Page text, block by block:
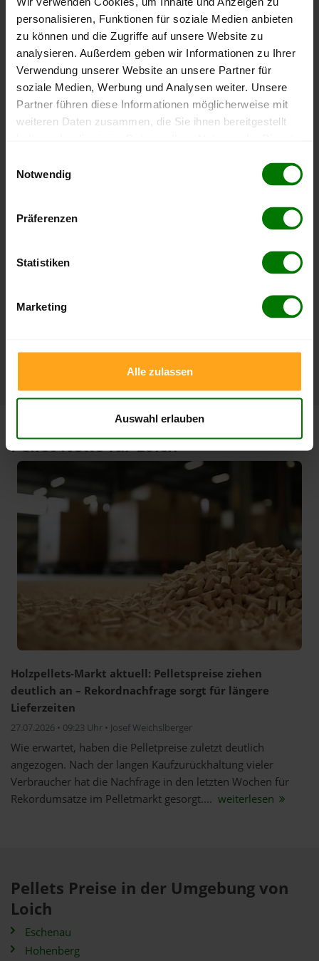
personalisieren, Funktionen für soziale Medien anbieten
zu können und die Zugriffe auf unsere Website zu
analysieren. Außerdem geben wir Informationen zu Ihrer
Verwendung unserer Website an unsere Partner für
soziale Medien, Werbung und Analysen weiter. Unsere
Partner führen diese Informationen möglicherweise mit
weiteren Daten zusammen, die Sie ihnen bereitgestellt
Notwendig
Präferenzen
Statistiken
Marketing
Alle zulassen
Auswahl erlauben
Höchst- und Tiefststände der
Pelletspreise in Loich
Die Tabelle zeigt die
Höchst- und Tiefststände der
Pelletspreise für lose Holzpellets
. Das dazugehörige
Datum zeigt, wann der Höchst- oder Tiefststand im
jeweiligen Zeitraum erreicht wurde.
Zeitraum
Tiefststand
07.07.2026
06.05.2026
305,33 €
Pellet News für Loich
Holzpellets-Markt aktuell: Pelletspreise ziehen
deutlich an – Rekordnachfrage sorgt für längere
Lieferzeiten
27.07.2026 • 09:23 Uhr • Josef Weichslberger
Wie erwartet, haben die Pelletpreise zuletzt deutlich
angezogen. Nach der langen Kaufzurückhaltung vieler
Verbraucher hat die Nachfrage in den letzten Wochen für
Rekordumsätze im Pelletmarkt gesorgt.... weiterlesen
Pellets Preise in der Umgebung von
Loich
Eschenau
Hohenberg